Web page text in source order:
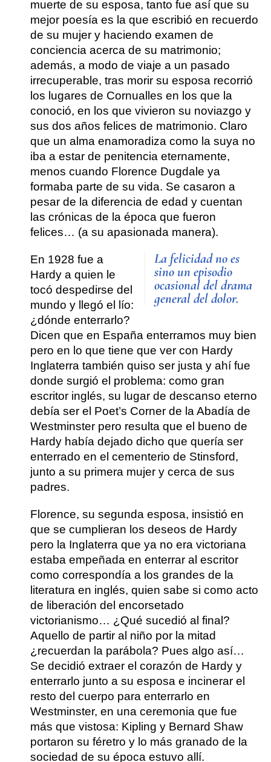
muerte de su esposa, tanto fue así que su
mejor poesía es la que escribió en recuerdo
de su mujer y haciendo examen de
conciencia acerca de su matrimonio;
además, a modo de viaje a un pasado
irrecuperable, tras morir su esposa recorrió
los lugares de Cornualles en los que la
conoció, en los que vivieron su noviazgo y
sus dos años felices de matrimonio. Claro
que un alma enamoradiza como la suya no
iba a estar de penitencia eternamente,
menos cuando Florence Dugdale ya
formaba parte de su vida. Se casaron a
pesar de la diferencia de edad y cuentan
las crónicas de la época que fueron
felices… (a su apasionada manera).
La felicidad no es
sino un episodio
ocasional del drama
general del dolor.
En 1928 fue a
Hardy a quien le
tocó despedirse del
mundo y llegó el lío:
¿dónde enterrarlo?
Dicen que en España enterramos muy bien
pero en lo que tiene que ver con Hardy
Inglaterra también quiso ser justa y ahí fue
donde surgió el problema: como gran
escritor inglés, su lugar de descanso eterno
debía ser el Poet’s Corner de la Abadía de
Westminster pero resulta que el bueno de
Hardy había dejado dicho que quería ser
enterrado en el cementerio de Stinsford,
junto a su primera mujer y cerca de sus
padres.
Florence, su segunda esposa, insistió en
que se cumplieran los deseos de Hardy
pero la Inglaterra que ya no era victoriana
estaba empeñada en enterrar al escritor
como correspondía a los grandes de la
literatura en inglés, quien sabe si como acto
de liberación del encorsetado
victorianismo… ¿Qué sucedió al final?
Aquello de partir al niño por la mitad
¿recuerdan la parábola? Pues algo así…
Se decidió extraer el corazón de Hardy y
enterrarlo junto a su esposa e incinerar el
resto del cuerpo para enterrarlo en
Westminster, en una ceremonia que fue
más que vistosa: Kipling y Bernard Shaw
portaron su féretro y lo más granado de la
sociedad de su época estuvo allí.